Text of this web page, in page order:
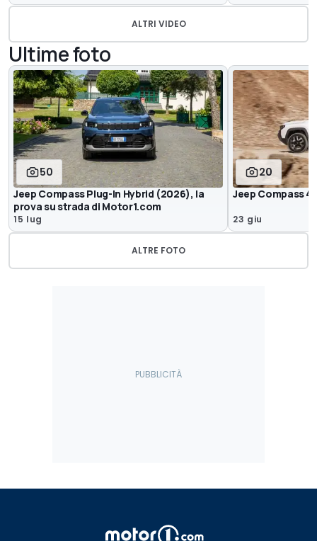
ALTRI VIDEO
Ultime foto
50
Jeep Compass Plug-In Hybrid (2026), la
prova su strada di Motor1.com
15 lug
20
Jeep Compass
23 giu
ALTRE FOTO